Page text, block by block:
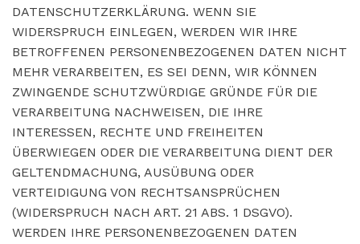
DATENSCHUTZERKLÄRUNG. WENN SIE
WIDERSPRUCH EINLEGEN, WERDEN WIR IHRE
BETROFFENEN PERSONENBEZOGENEN DATEN NICHT
MEHR VERARBEITEN, ES SEI DENN, WIR KÖNNEN
ZWINGENDE SCHUTZWÜRDIGE GRÜNDE FÜR DIE
VERARBEITUNG NACHWEISEN, DIE IHRE
INTERESSEN, RECHTE UND FREIHEITEN
ÜBERWIEGEN ODER DIE VERARBEITUNG DIENT DER
GELTENDMACHUNG, AUSÜBUNG ODER
VERTEIDIGUNG VON RECHTSANSPRÜCHEN
(WIDERSPRUCH NACH ART. 21 ABS. 1 DSGVO).
WERDEN IHRE PERSONENBEZOGENEN DATEN